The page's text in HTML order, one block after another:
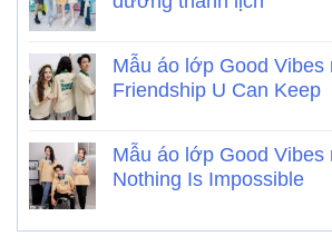
Mẫu áo lớp Good Vibes
Friendship U Can Keep
Mẫu áo lớp Good Vibes
Nothing Is Impossible